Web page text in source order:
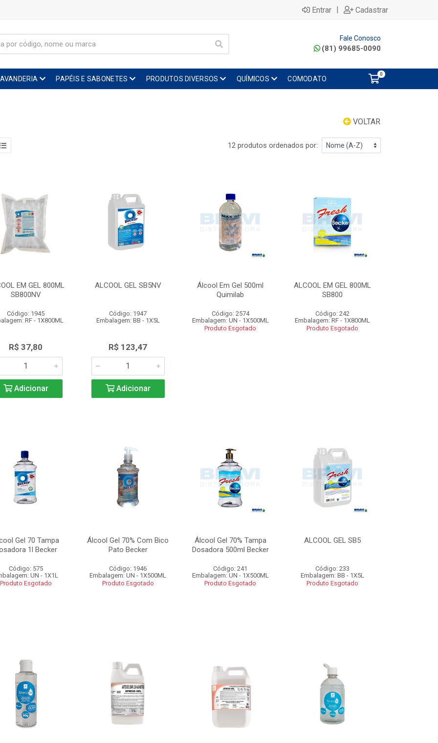
Entrar | Cadastrar
Fale Conosco
(81) 99685-0090
PAPÉIS E SABONETES PRODUTOS DIVERSOS QUÍMICOS COMODATO
0
VOLTAR
12 produtos ordenados por:
EM GEL 800ML
SB800NV
Código: 1945
RF - 1X800ML
R$ 37,80
Adicionar
ALCOOL GEL SB5NV
Código: 1947
Embalagem: BB - 1X5L
R$ 123,47
Adicionar
Álcool Em Gel 500ml
Quimilab
Código: 2574
Embalagem: UN - 1X500ML
Produto Esgotado
ALCOOL EM GEL 800ML
SB800
Código: 242
Embalagem: RF - 1X800ML
Produto Esgotado
Gel 70 Tampa
1l Becker
Código: 575
UN - 1X1L
Produto Esgotado
Álcool Gel 70% Com Bico
Pato Becker
Código: 1946
Embalagem: UN - 1X500ML
Produto Esgotado
Álcool Gel 70% Tampa
Dosadora 500ml Becker
Código: 241
Embalagem: UN - 1X500ML
Produto Esgotado
ALCOOL GEL SB5
Código: 233
Embalagem: BB - 1X5L
Produto Esgotado